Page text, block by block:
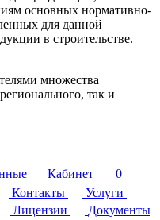
основных нормативно-
для данной
в строительстве.
множества
так и
Кабинет
0
Контакты
Услуги
Лицензии
Документы